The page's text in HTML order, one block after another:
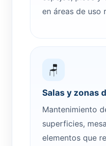
en áreas de uso
🪑
Salas y zonas
Mantenimiento
superficies,
elementos que